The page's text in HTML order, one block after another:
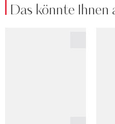
Das könnte Ihnen